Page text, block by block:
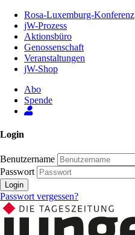
Inhalt
Seite
Rosa-Luxemburg-Konferenz
jW-Prozess
Aktionsbüro
Genossenschaft
Veranstaltungen
jW-Shop
Abo
Spende
Login
Benutzername
Passwort
Login
Passwort vergessen?